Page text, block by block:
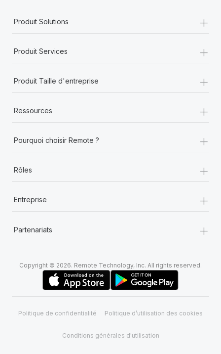
Produit Solutions +
Produit Services +
Produit Taille d'entreprise +
Ressources +
Pourquoi choisir Remote ? +
Rôles +
Entreprise +
Partenariats +
Copyright © 2026. Remote Technology, Inc. All rights reserved.
Politique de confidentialité Politique d’utilisation des cookies
Conditions générales d'utilisation